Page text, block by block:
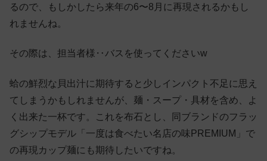
るので、もしかしたら来年の6〜8月に再現されるかもし
れませんね。
その際は、担当者様‥バスを使ってくださいw
蛤の鮮烈な貝出汁に期待すると少しインパクト不足に思え
てしまうかもしれませんが、麺・スープ・具材を含め、よ
く出来た一杯です。これを布石とし、同ブランドのフラッ
グシップモデル「一度は食べたい名店の味PREMIUM」で
の再現カップ麺にも期待したいですね。